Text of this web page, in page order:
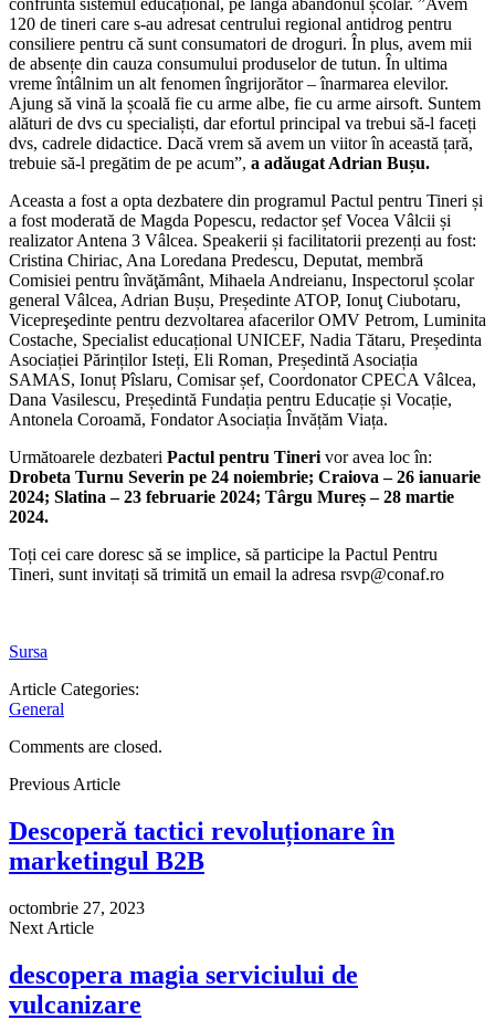
120 de tineri care s-au adresat centrului regional antidrog pentru
consiliere pentru că sunt consumatori de droguri. În plus, avem mii
de absențe din cauza consumului produselor de tutun. În ultima
vreme întâlnim un alt fenomen îngrijorător – înarmarea elevilor.
Ajung să vină la școală fie cu arme albe, fie cu arme airsoft. Suntem
alături de dvs cu specialiști, dar efortul principal va trebui să-l faceți
dvs, cadrele didactice. Dacă vrem să avem un viitor în această țară,
trebuie să-l pregătim de pe acum”, a adăugat Adrian Bușu.
Aceasta a fost a opta dezbatere din programul Pactul pentru Tineri și
a fost moderată de Magda Popescu, redactor șef Vocea Vâlcii și
realizator Antena 3 Vâlcea. Speakerii și facilitatorii prezenți au fost:
Cristina Chiriac, Ana Loredana Predescu, Deputat, membră
Comisiei pentru învăţământ, Mihaela Andreianu, Inspectorul școlar
general Vâlcea, Adrian Bușu, Președinte ATOP, Ionuţ Ciubotaru,
Vicepreşedinte pentru dezvoltarea afacerilor OMV Petrom, Luminita
Costache, Specialist educațional UNICEF, Nadia Tătaru, Președinta
Asociației Părinților Isteți, Eli Roman, Președintă Asociația
SAMAS, Ionuț Pîslaru, Comisar șef, Coordonator CPECA Vâlcea,
Dana Vasilescu, Președintă Fundația pentru Educație și Vocație,
Antonela Coroamă, Fondator Asociația Învățăm Viața.
Următoarele dezbateri Pactul pentru Tineri vor avea loc în:
Drobeta Turnu Severin pe 24 noiembrie; Craiova – 26 ianuarie
2024; Slatina – 23 februarie 2024; Târgu Mureș – 28 martie
2024.
Toți cei care doresc să se implice, să participe la Pactul Pentru
Tineri, sunt invitați să trimită un email la adresa rsvp@conaf.ro
Sursa
Article Categories:
General
Comments are closed.
Previous Article
Descoperă tactici revoluționare în
marketingul B2B
octombrie 27, 2023
Next Article
descopera magia serviciului de
vulcanizare